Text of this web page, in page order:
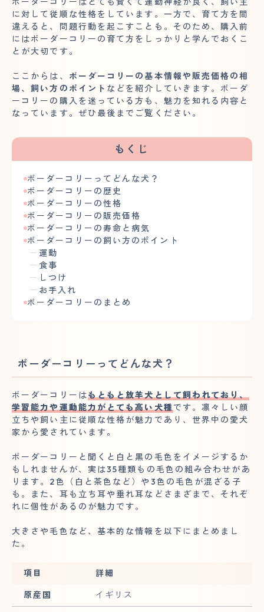
に対して従順な性格をしています。一方で、育て方を間
違えると、問題行動を起こすことも。そのため、購入前
にはボーダーコリーの育て方をしっかりと学んでおくこ
とが大切です。
ここからは、 ボーダーコリーの基本情報や販売価格の相
場、飼い方のポイント などを紹介していきます。ボーダ
ーコリーの購入を迷っている方も、魅力を知れる内容と
なっています。ぜひ最後までご覧ください。
もくじ
ボーダーコリーってどんな犬？
ボーダーコリーの歴史
ボーダーコリーの性格
ボーダーコリーの販売価格
ボーダーコリーの寿命と病気
ボーダーコリーの飼い方のポイント
運動
食事
しつけ
お手入れ
ボーダーコリーのまとめ
ボーダーコリーってどんな犬？
ボーダーコリーはもともと放羊犬として飼われており、
学習能力や運動能力がとても高い犬種 です。凛々しい顔
立ちや飼い主に従順な性格が魅力であり、世界中の愛犬
家から愛されています。
ボーダーコリーと聞くと白と黒の毛色をイメージするか
もしれませんが、実は35種類もの毛色の組み合わせがあ
ります。2色（白と茶色など）や3色の毛色が混ざる子
も。また、耳も立ち耳や垂れ耳などさまざまで、それぞ
れに個性があるのが魅力です。
大きさや毛色など、基本的な情報を以下にまとめまし
た。
項目 詳細
原産国 イギリス